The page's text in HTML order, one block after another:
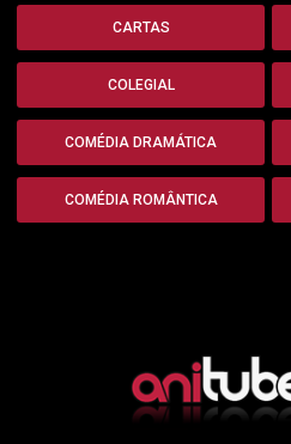
CARTAS
COLEGIAL
COMÉDIA DRAMÁTICA
COMÉDIA ROMÂNTICA